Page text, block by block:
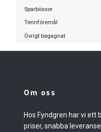
Sparbössor
Tennföremål
Övrigt begagnat
Om oss
Hos Fyndgren har vi
priser, snabba